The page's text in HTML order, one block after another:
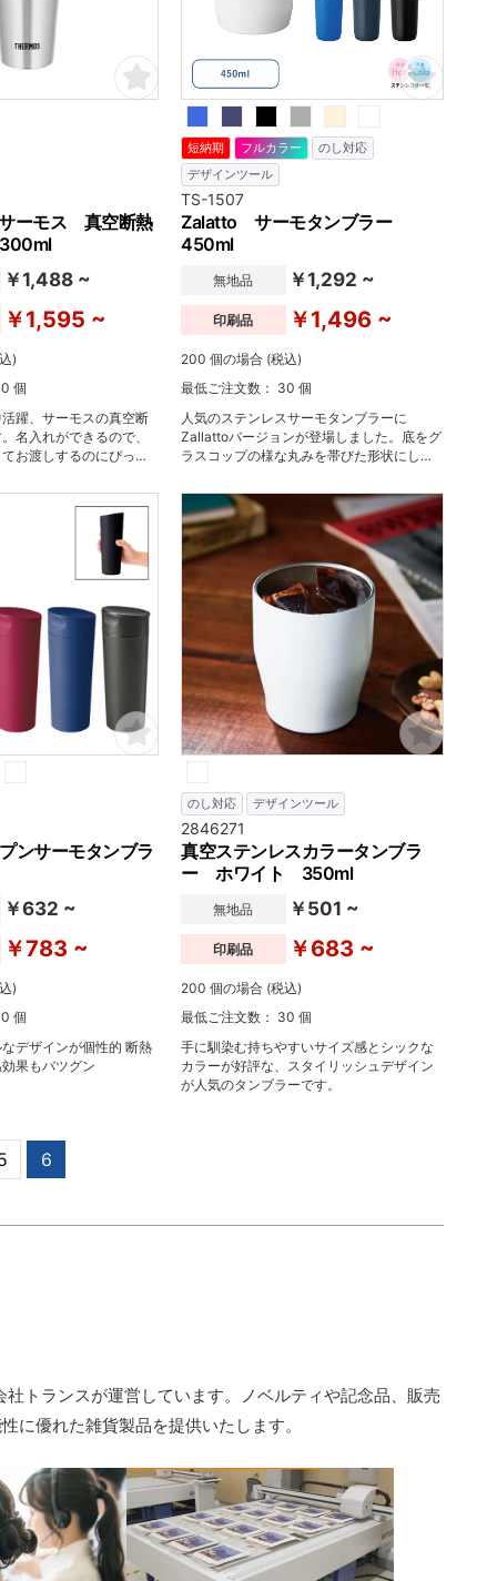
ーモス 真空断熱
￥1,488 ~
￥1,595 ~
)
個
躍、サーモスの真空断
名入れができるので、
お渡しするのにぴった
は熱くない、便利で不
短納期 フルカラー
のし対応
デザインツール
TS-1507
Zalatto サーモタンブラー
450ml
無地品 ￥1,292 ~
印刷品 ￥1,496 ~
200 個の場合 (税込)
最低ご注文数： 30 個
人気のステンレスサーモタンブラーに
Zallattoバージョンが登場しました。底をグ
ラスコップの様な丸みを帯びた形状にし、
ラスしました。保冷保温の高い真空二層構
造などの機能性はもちろん、おしゃれなデ
ザインのサーモタンブラーはスポーツチー
ムのオフィシャルグッズとしての物販品や
アパレルブランドのノベルティなど幅広く
ご提案頂けます。
ンサーモタンブラ
￥632 ~
￥783 ~
)
個
デザインが個性的 断熱
果もバツグン
のし対応 デザインツール
2846271
真空ステンレスカラータンブラ
ー ホワイト 350ml
無地品 ￥501 ~
印刷品 ￥683 ~
200 個の場合 (税込)
最低ご注文数： 30 個
手に馴染む持ちやすいサイズ感とシックな
カラーが好評な、スタイリッシュデザイン
が人気のタンブラーです。
6
トランスが運営しています。ノベルティや記念品、販売
に優れた雑貨製品を提供いたします。